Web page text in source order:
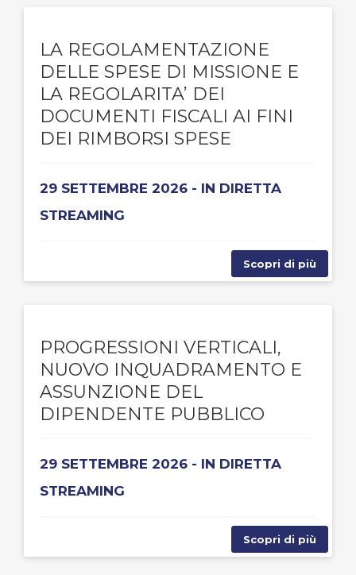
LA REGOLAMENTAZIONE
DELLE SPESE DI MISSIONE E
LA REGOLARITA’ DEI
DOCUMENTI FISCALI AI FINI
DEI RIMBORSI SPESE
29 SETTEMBRE 2026 - IN DIRETTA
STREAMING
Scopri di più
PROGRESSIONI VERTICALI,
NUOVO INQUADRAMENTO E
ASSUNZIONE DEL
DIPENDENTE PUBBLICO
29 SETTEMBRE 2026 - IN DIRETTA
STREAMING
Scopri di più